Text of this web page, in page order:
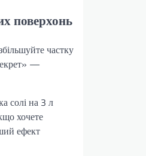
поверхонь
частку
—
солі на 3 л
хочете
ефект